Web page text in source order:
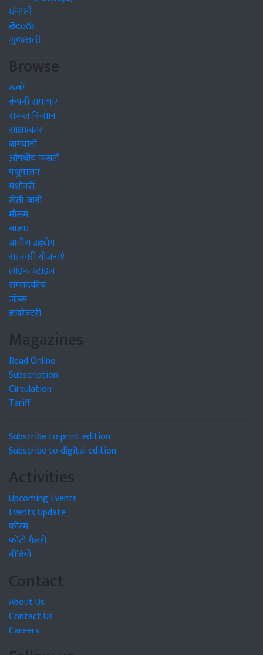
ਪੰਜਾਬੀ
తెలుగు
ગુજરાતી
Browse
खबरें
कंपनी समाचार
सफल किसान
साक्षात्कार
बागवानी
औषधीय फसलें
पशुपालन
मशीनरी
खेती-बाड़ी
मौसम
बाजार
ग्रामीण उद्द्योग
सरकारी योजनाएं
लाइफ स्टाइल
सम्पादकीय
जॉब्स
डायरेक्टरी
Magazines
Read Online
Subscription
Circulation
Tariff
Subscribe to print edition
Subscribe to digital edition
Activities
Upcoming Events
Events Update
फोरम
फोटो गैलरी
वीडियो
Contact
About Us
Contact Us
Careers